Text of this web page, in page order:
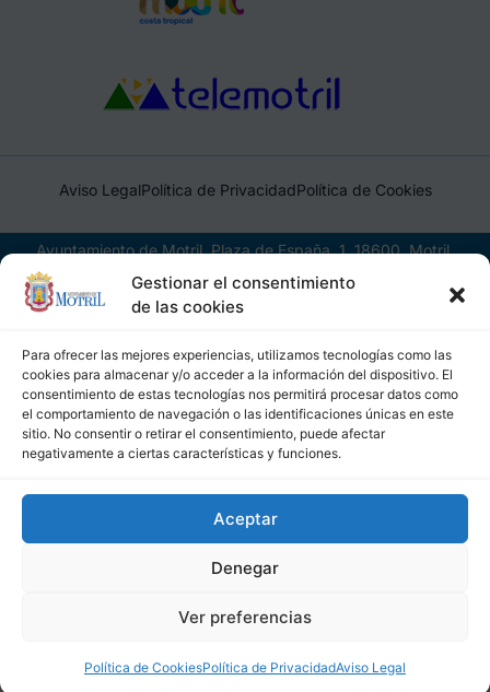
Gestionar el consentimiento
de las cookies
Para ofrecer las mejores experiencias, utilizamos tecnologías como las
cookies para almacenar y/o acceder a la información del dispositivo. El
consentimiento de estas tecnologías nos permitirá procesar datos como
el comportamiento de navegación o las identificaciones únicas en este
sitio. No consentir o retirar el consentimiento, puede afectar
negativamente a ciertas características y funciones.
Aceptar
Denegar
Ver preferencias
Política de CookiesPolítica de PrivacidadAviso Legal
Aviso LegalPolítica de PrivacidadPolítica de Cookies
Ayuntamiento de Motril, Plaza de España, 1, 18600, Motril,
(Granada), CIF: P1814200J, DIR3: L01181400